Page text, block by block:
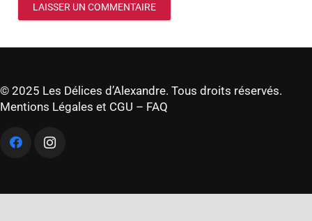
LAISSER UN COMMENTAIRE
© 2025 Les Délices d’Alexandre. Tous droits réservés.
Mentions Légales et CGU – FAQ